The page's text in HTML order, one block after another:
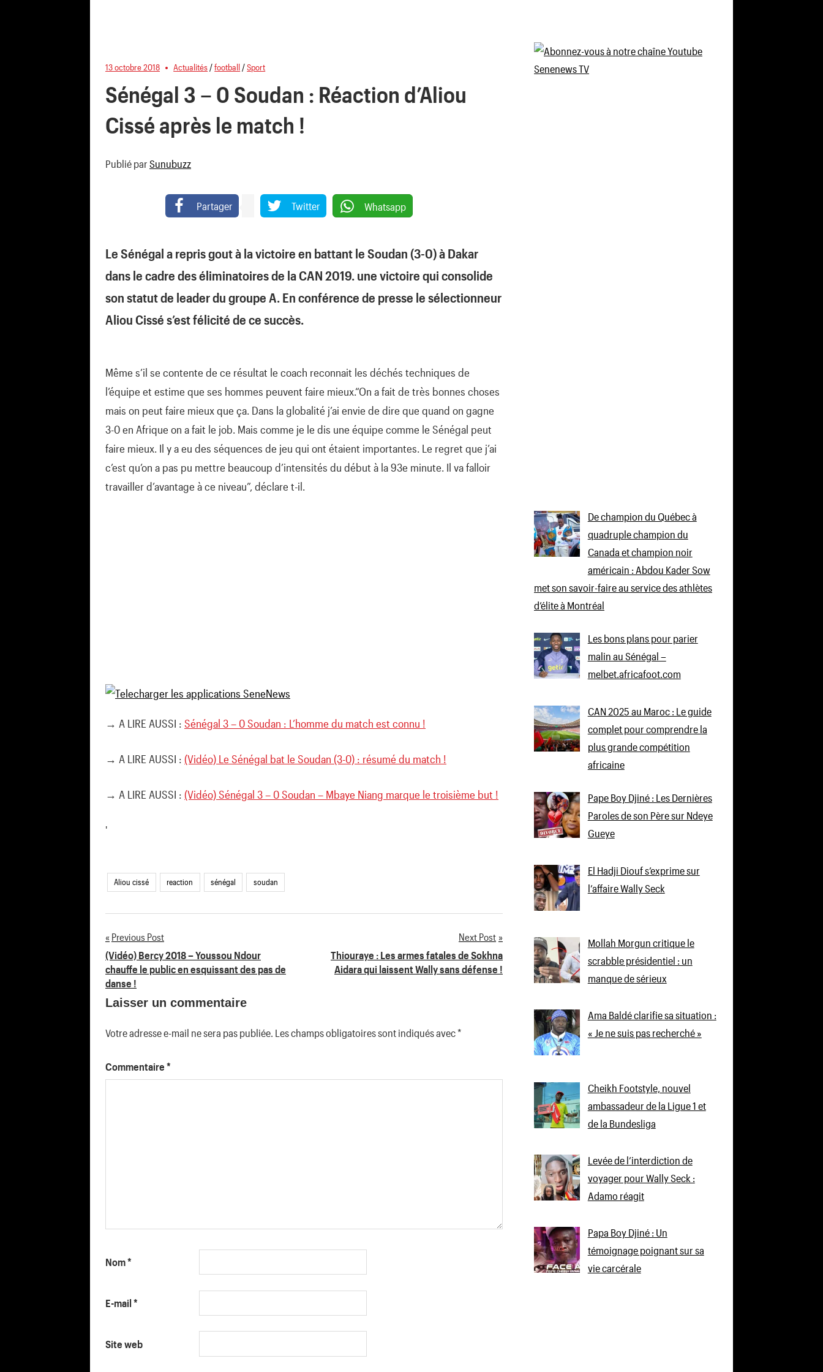
13 octobre 2018 Actualités /football /Sport
Sénégal 3 – 0 Soudan : Réaction d’Aliou
Cissé après le match !
Publié par Sunubuzz
Partager Twitter Whatsapp
Le Sénégal a repris gout à la victoire en battant le Soudan (3-0) à Dakar
dans le cadre des éliminatoires de la CAN 2019. une victoire qui consolide
son statut de leader du groupe A. En conférence de presse le sélectionneur
Aliou Cissé s’est félicité de ce succès.
Même s’il se contente de ce résultat le coach reconnait les déchés techniques de
l’équipe et estime que ses hommes peuvent faire mieux.“On a fait de très bonnes choses
mais on peut faire mieux que ça. Dans la globalité j’ai envie de dire que quand on gagne
3-0 en Afrique on a fait le job. Mais comme je le dis une équipe comme le Sénégal peut
faire mieux. Il y a eu des séquences de jeu qui ont étaient importantes. Le regret que j’ai
c’est qu’on a pas pu mettre beaucoup d’intensités du début à la 93e minute. Il va falloir
travailler d’avantage à ce niveau”, déclare t-il.
→ A LIRE AUSSI : Sénégal 3 – 0 Soudan : L’homme du match est connu !
→ A LIRE AUSSI : (Vidéo) Le Sénégal bat le Soudan (3-0) : résumé du match !
→ A LIRE AUSSI : (Vidéo) Sénégal 3 – 0 Soudan – Mbaye Niang marque le troisième but !
'
Aliou cissé reaction sénégal soudan
Navigation
de
l’article
Previous Post
(Vidéo) Bercy 2018 – Youssou Ndour
chauffe le public en esquissant des pas de
danse !
Next Post
Thiouraye : Les armes fatales de Sokhna
Aidara qui laissent Wally sans défense !
Laisser un commentaire
Votre adresse e-mail ne sera pas publiée. Les champs obligatoires sont indiqués avec*
Commentaire *
Nom*
E-mail *
Site web
De champion du Québec à
quadruple champion du
Canada et champion noir
américain : Abdou Kader Sow
met son savoir-faire au service des athlètes
d’élite à Montréal
Les bons plans pour parier
malin au Sénégal –
melbet.africafoot.com
CAN 2025 au Maroc : Le guide
complet pour comprendre la
plus grande compétition
africaine
Pape Boy Djiné : Les Dernières
Paroles de son Père sur Ndeye
Gueye
El Hadji Diouf s’exprime sur
l’affaire Wally Seck
Mollah Morgun critique le
scrabble présidentiel : un
manque de sérieux
Ama Baldé clarifie sa situation :
« Je ne suis pas recherché »
Cheikh Footstyle, nouvel
ambassadeur de la Ligue 1 et
de la Bundesliga
Levée de l’interdiction de
voyager pour Wally Seck :
Adamo réagit
Papa Boy Djiné : Un
témoignage poignant sur sa
vie carcérale